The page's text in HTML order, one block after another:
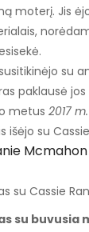
moterį. Jis
su
paklausė
metus 2017 m.
išėjo su
su buvusia